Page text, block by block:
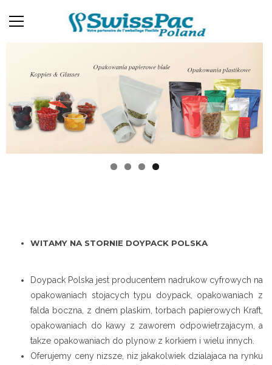
WITAMY NA STORNIE DOYPACK POLSKA
Doypack Polska jest producentem nadrukow cyfrowych na
opakowaniach stojacych typu doypack, opakowaniach z
falda boczna, z dnem plaskim, torbach papierowych Kraft,
opakowaniach do kawy z zaworem odpowietrzajacym, a
takze opakowaniach do plynow z korkiem i wielu innych.
Oferujemy ceny nizsze, niz jakakolwiek dzialajaca na rynku